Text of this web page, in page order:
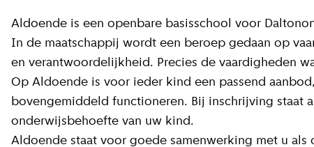
Aldoende is een openbare basisschool voor
In de maatschappij wordt een beroep gedaan op
en verantwoordelijkheid. Precies de vaardigheden
Op Aldoende is voor ieder kind een passend
bovengemiddeld functioneren. Bij inschrijving staat
onderwijsbehoefte van uw kind.
Aldoende staat voor goede samenwerking met u